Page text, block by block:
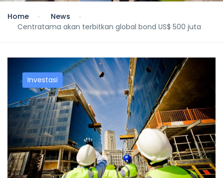
Home
News
Centratama akan terbitkan global bond US$ 500 juta
Investasi